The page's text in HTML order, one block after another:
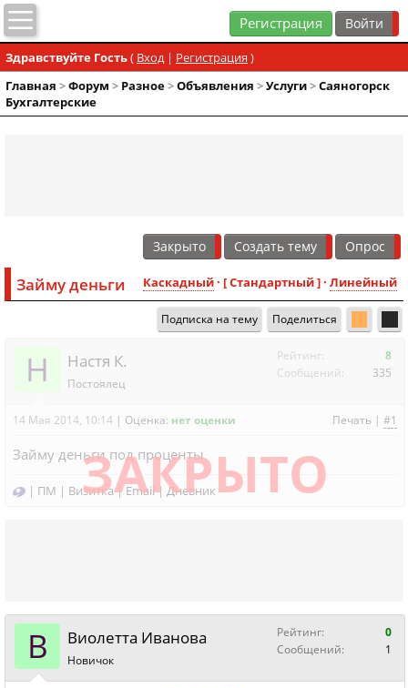
Регистрация
Здравствуйте Гость( Вход| Регистрация )
Главная >Форум > Разное>Объявления >Услуги>Саяногорск
Бухгалтерские
Закрыто Создать тему Опрос
Каскадный· [ Стандартный ] · Линейный
Займу деньги
Подписка на тему Поделиться
Н Настя К.
Постоялец
Рейтинг:
8
Сообщений:
335
Печать | #1
14 Мая 2014, 10:14 | Оценка: нет оценки
ЗАКРЫТО
Займу деньги под проценты
| ПМ | Визитка|Email| Дневник
В Виолетта Иванова
Новичок
Рейтинг:
0
Сообщений:
1